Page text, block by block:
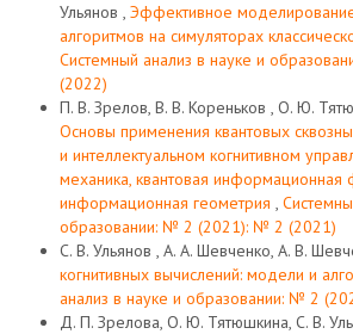
Ульянов , Эффективное
алгоритмов на симуляторах
Системный анализ в науке и
(2022)
П. В. Зрелов, В. В. Кореньков , О. Ю.
Основы применения квантовых
и интеллектуальном когнитивном
механика, квантовая информационная
информационная геометрия ,
образовании: № 2 (2021): № 2 (2021)
С. В. Ульянов , А. А. Шевченко, А. В.
когнитивных вычислений: модели и
анализ в науке и образовании: № 2
Д. П. Зрелова, О. Ю. Тятюшкина, С. В.